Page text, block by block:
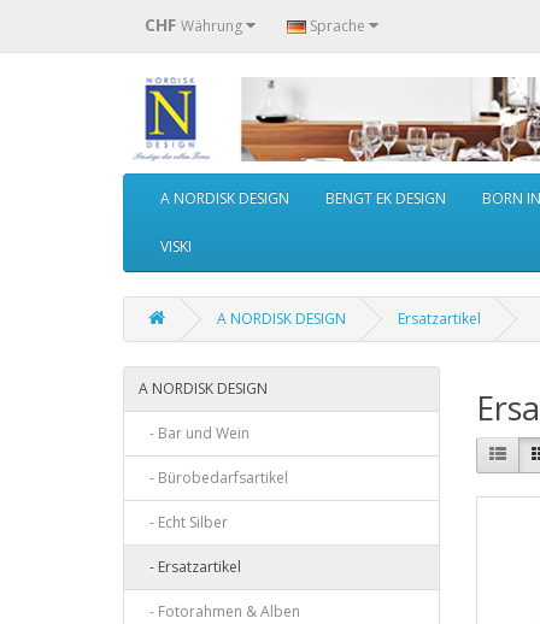
CHF Währung Sprache
A NORDISK DESIGN BENGT EK DESIGN BORN
VISKI
A NORDISK DESIGN Ersatzartikel
A NORDISK DESIGN
- Bar und Wein
- Bürobedarfsartikel
- Echt Silber
- Ersatzartikel
- Fotorahmen & Alben